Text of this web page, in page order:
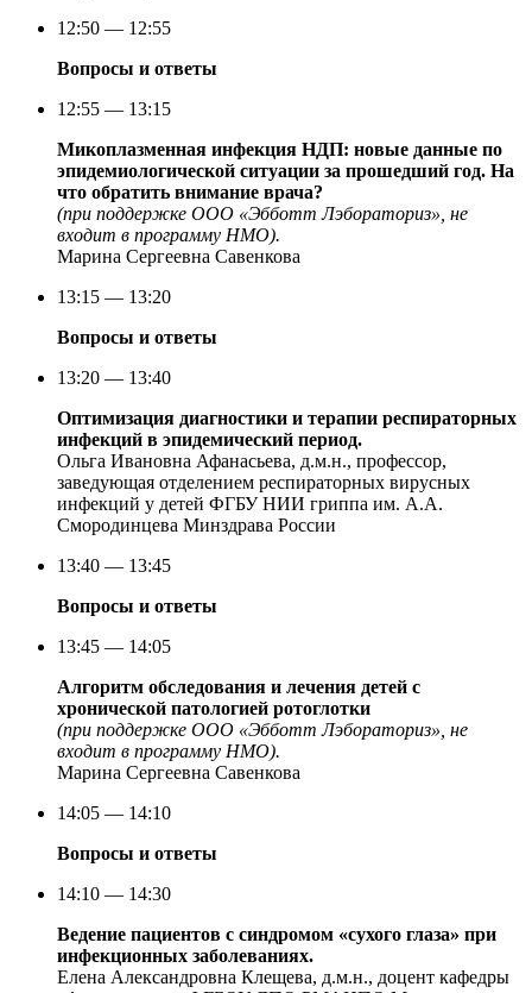
12:50 — 12:55
Вопросы и ответы
12:55 — 13:15
Микоплазменная инфекция НДП: новые данные по
эпидемиологической ситуации за прошедший год. На
что обратить внимание врача?
(при поддержке ООО «Эбботт Лэбораториз», не
входит в программу НМО).
Марина Сергеевна Савенкова
13:15 — 13:20
Вопросы и ответы
13:20 — 13:40
Оптимизация диагностики и терапии респираторных
инфекций в эпидемический период.
Ольга Ивановна Афанасьева, д.м.н., профессор,
заведующая отделением респираторных вирусных
инфекций у детей ФГБУ НИИ гриппа им. А.А.
Смородинцева Минздрава России
13:40 — 13:45
Вопросы и ответы
13:45 — 14:05
Алгоритм обследования и лечения детей с
хронической патологией ротоглотки
(при поддержке ООО «Эбботт Лэбораториз», не
входит в программу НМО).
Марина Сергеевна Савенкова
14:05 — 14:10
Вопросы и ответы
14:10 — 14:30
Ведение пациентов с синдромом «сухого глаза» при
инфекционных заболеваниях.
Елена Александровна Клещева, д.м.н., доцент кафедры